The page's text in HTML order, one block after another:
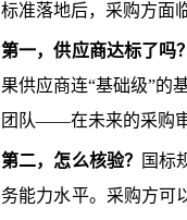
标准落地后，采购方面
第一，供应商达标了吗？
果供应商连“基础级”
团队——在未来的采购
第二，怎么核验？
国标
务能力水平。采购方可